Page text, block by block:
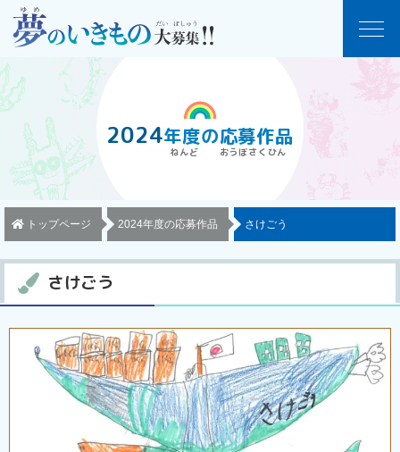
2024年度の応募作品
トップページ 2024年度の応募作品 さけごう
さけごう